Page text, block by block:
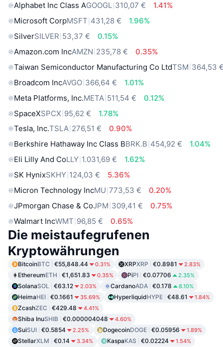
Alphabet Inc Class AGOOGL 310,07 €
1.41%
Microsoft CorpMSFT 431,28 €
1.96%
SilverSILVER 53,37 €
0.15%
Amazon.com IncAMZN 235,78 €
0.35%
Taiwan Semiconductor Manufacturing Co LtdTSM 364,53
Broadcom IncAVGO 366,64 €
1.01%
Meta Platforms, Inc.META 511,54 €
0.12%
SpaceXSPCX 95,62 €
1.78%
Tesla, Inc.TSLA 276,51 €
0.90%
Berkshire Hathaway Inc Class BBRK.B 454,92 €
1.04%
Eli Lilly And CoLLY 1.031,69 €
1.62%
SK HynixSKHY 124,03 €
5.36%
Micron Technology IncMU 773,53 €
0.20%
JPmorgan Chase & CoJPM 309,41 €
0.75%
Walmart IncWMT 96,85 € 0.65%
Die meistaufegrufenen
Kryptowährungen
BitcoinBTC €55,848.44 0.31% XRPXRP €0.8981 2.83%
EthereumETH €1,651.83 0.35% PiPI €0.07706 2.35%
SolanaSOL €63.12 2.03% CardanoADA €0.178 8.10%
HeimaHEI €0.1661 35.69% HyperliquidHYPE €48.61 1.84%
ZcashZEC €429.48 4.41%
Shiba InuSHIB €0.000004048 4.60%
SuiSUI €0.5854 2.25% DogecoinDOGE €0.05956 1.89%
StellarXLM €0.14 3.34% KaspaKAS €0.02224 1.54%